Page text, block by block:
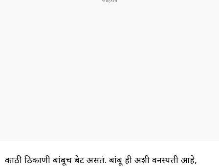
काठी ठिकाणी बांबूच बेट असतं. बांबू ही अशी वनस्पती आहे,